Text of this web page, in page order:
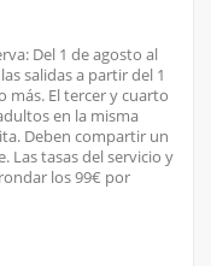
Del 1 de agosto al
salidas a partir del 1
más. El tercer y cuarto
en la misma
Deben compartir un
Las tasas del servicio y
los 99€ por